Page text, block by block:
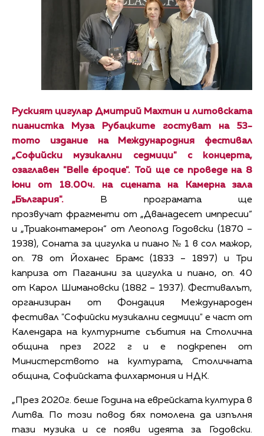
Руският цигулар Дмитрий Махтин и литовската
пианистка Муза Рубацките гостуват на 53-
тото издание на Международния фестивал
„Софийски музикални седмици" с концерта,
озаглавен "Belle époque". Той ще се проведе на 8
юни от 18.00ч. на сцената на Камерна зала
„България". В програмата ще
прозвучат фрагменти от „Дванадесет импресии“
и „Триаконтамерон“ от Леополд Годовски (1870 –
1938), Соната за цигулка и пиано № 1 в сол мажор,
оп. 78 от Йоханес Брамс (1833 – 1897) и Три
каприза от Паганини за цигулка и пиано, оп. 40
от Карол Шимановски (1882 – 1937). Фестивалът,
организиран от Фондация Международен
фестивал "Софийски музикални седмици" е част от
Календара на културните събития на Столична
община през 2022 г и е подкрепен от
Министерството на културата, Столичната
община, Софийската филхармония и НДК.
„През 2020г. беше Година на еврейската култура в
Литва. По този повод бях помолена да изпълня
тази музика и се появи идеята за Годовски.